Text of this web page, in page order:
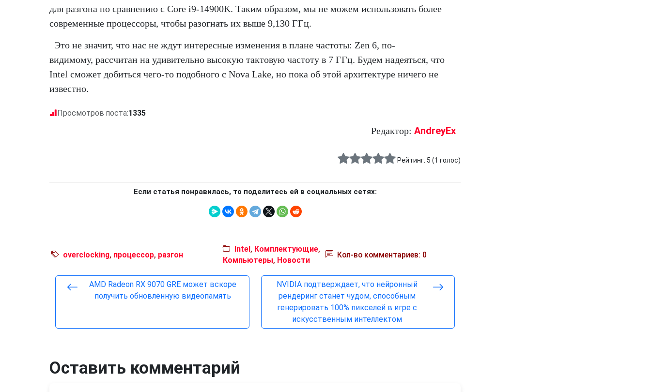
для разгона по сравнению с Core i9-14900K. Таким образом, мы не можем использовать более
современные процессоры, чтобы разогнать их выше 9,130 ГГц.
Это не значит, что нас не ждут интересные изменения в плане частоты: Zen 6, по-
видимому, рассчитан на удивительно высокую тактовую частоту в 7 ГГц. Будем надеяться, что
Intel сможет добиться чего-то подобного с Nova Lake, но пока об этой архитектуре ничего не
известно.
Просмотров поста:1335
Редактор: AndreyEx
Рейтинг: 5 (1 голос)
Если статья понравилась, то поделитесь ей в социальных сетях:
overclocking, процессор, разгон
Intel, Комплектующие,
Компьютеры, Новости
Кол-во комментариев: 0
AMD Radeon RX 9070 GRE может вскоре
получить обновлённую видеопамять
NVIDIA подтверждает, что нейронный
рендеринг станет чудом, способным
генерировать 100% пикселей в игре с
искусственным интеллектом
Оставить комментарий